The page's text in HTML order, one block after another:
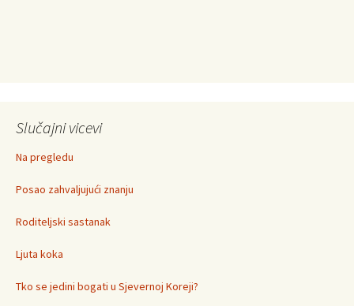
Slučajni vicevi
Na pregledu
Posao zahvaljujući znanju
Roditeljski sastanak
Ljuta koka
Tko se jedini bogati u Sjevernoj Koreji?